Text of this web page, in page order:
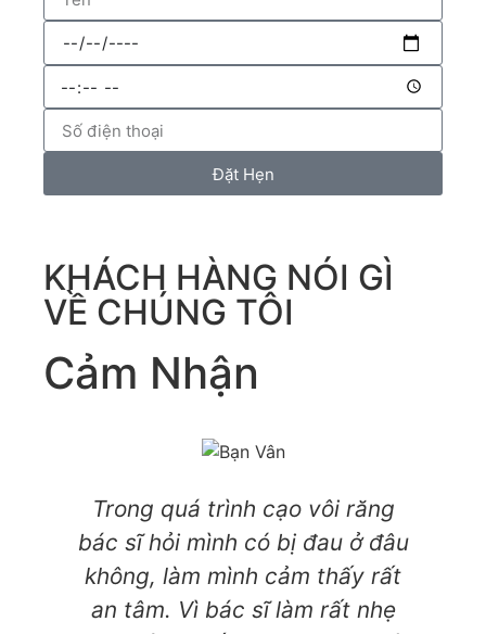
Đặt Hẹn
KHÁCH HÀNG NÓI GÌ
VỀ CHÚNG TÔI
Cảm Nhận
Trong quá trình cạo vôi răng
bác sĩ hỏi mình có bị đau ở đâu
không, làm mình cảm thấy rất
an tâm. Vì bác sĩ làm rất nhẹ